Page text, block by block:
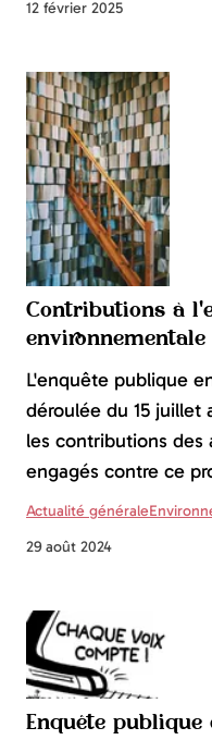
12 février 2025
Contributions à
L'enquête publique
déroulée du 15 juillet
les contributions des
engagés contre ce
Actualité générale
29 août 2024
Enquête publique